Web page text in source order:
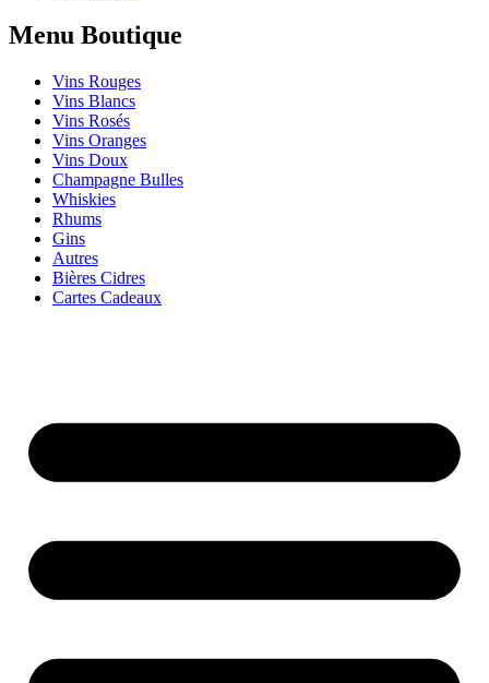
Menu Boutique
Vins Rouges
Vins Blancs
Vins Rosés
Vins Oranges
Vins Doux
Champagne Bulles
Whiskies
Rhums
Gins
Autres
Bières Cidres
Cartes Cadeaux